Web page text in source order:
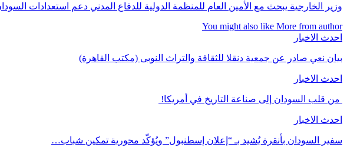
وزير الخارجية يبحث مع الأمين العام للمنظمة الدولية للدفاع المدني دعم استعدادات
You might also like More from author
احدث الاخبار
بيان نعي صادر عن جمعية دنقلا للثقافة والتراث النوبى (مكتب القاهرة)
احدث الاخبار
من قلب السودان إلى صناعة التاريخ في أمريكا!
احدث الاخبار
سفير السودان بأنقرة يُشيد بـ “إعلان إسطنبول” ويُؤكّد محورية تمكين شباب…